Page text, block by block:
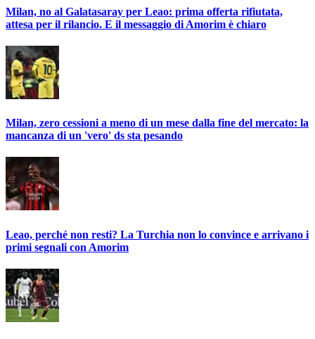
Milan, no al Galatasaray per Leao: prima offerta rifiutata,
attesa per il rilancio. E il messaggio di Amorim è chiaro
Milan, zero cessioni a meno di un mese dalla fine del mercato: la
mancanza di un 'vero' ds sta pesando
Leao, perché non resti? La Turchia non lo convince e arrivano i
primi segnali con Amorim